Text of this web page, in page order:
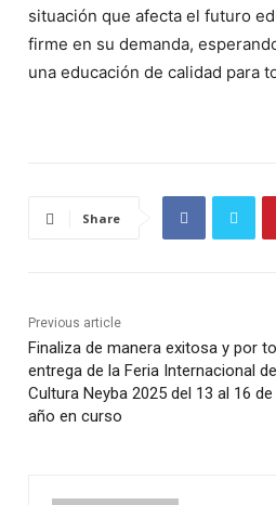
situación que afecta el futuro
firme en su demanda,
una educación de calidad para
Share
Previous article
Finaliza de manera exitosa y por
entrega de la Feria Internacional
Cultura Neyba 2025 del 13 al 16
año en curso